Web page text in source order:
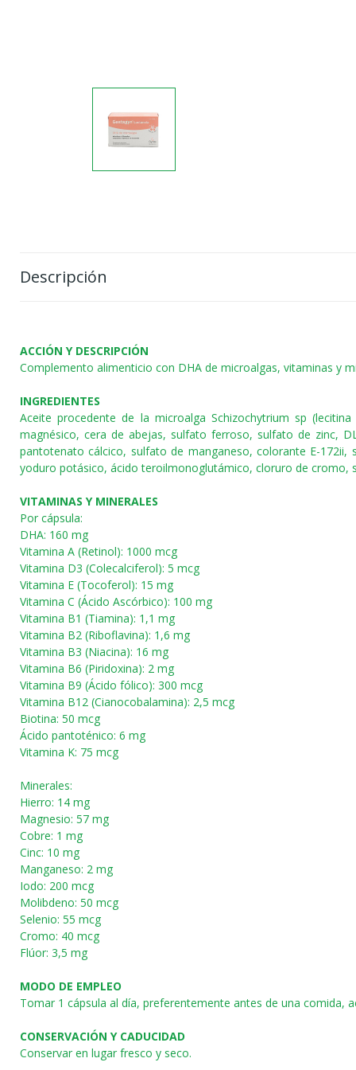
Descripción
ACCIÓN Y DESCRIPCIÓN
Complemento alimenticio con DHA de microalgas, vitaminas y
INGREDIENTES
Aceite procedente de la microalga Schizochytrium sp
magnésico, cera de abejas, sulfato ferroso, sulfato de zinc,
pantotenato cálcico, sulfato de manganeso, colorante E-
yoduro potásico, ácido teroilmonoglutámico, cloruro de
VITAMINAS Y MINERALES
Por cápsula:
DHA: 160 mg
Vitamina A (Retinol): 1000 mcg
Vitamina D3 (Colecalciferol): 5 mcg
Vitamina E (Tocoferol): 15 mg
Vitamina C (Ácido Ascórbico): 100 mg
Vitamina B1 (Tiamina): 1,1 mg
Vitamina B2 (Riboflavina): 1,6 mg
Vitamina B3 (Niacina): 16 mg
Vitamina B6 (Piridoxina): 2 mg
Vitamina B9 (Ácido fólico): 300 mcg
Vitamina B12 (Cianocobalamina): 2,5 mcg
Biotina: 50 mcg
Ácido pantoténico: 6 mg
Vitamina K: 75 mcg
Minerales:
Hierro: 14 mg
Magnesio: 57 mg
Cobre: 1 mg
Cinc: 10 mg
Manganeso: 2 mg
Iodo: 200 mcg
Molibdeno: 50 mcg
Selenio: 55 mcg
Cromo: 40 mcg
Flúor: 3,5 mg
MODO DE EMPLEO
Tomar 1 cápsula al día, preferentemente antes de una comida,
CONSERVACIÓN Y CADUCIDAD
Conservar en lugar fresco y seco.